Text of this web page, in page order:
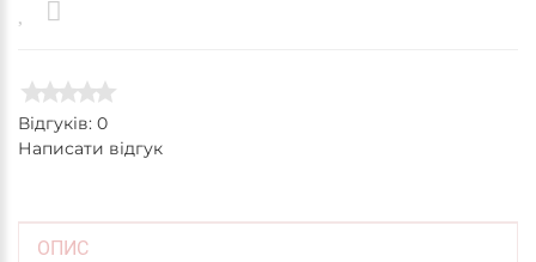
Відгуків: 0
Написати відгук
ОПИС